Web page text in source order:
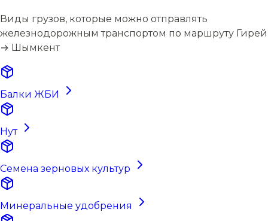
Виды грузов, которые можно отправлять
железнодорожным транспортом по маршруту Гирей
→ Шымкент
Балки ЖБИ
Нут
Семена зерновых культур
Минеральные удобрения